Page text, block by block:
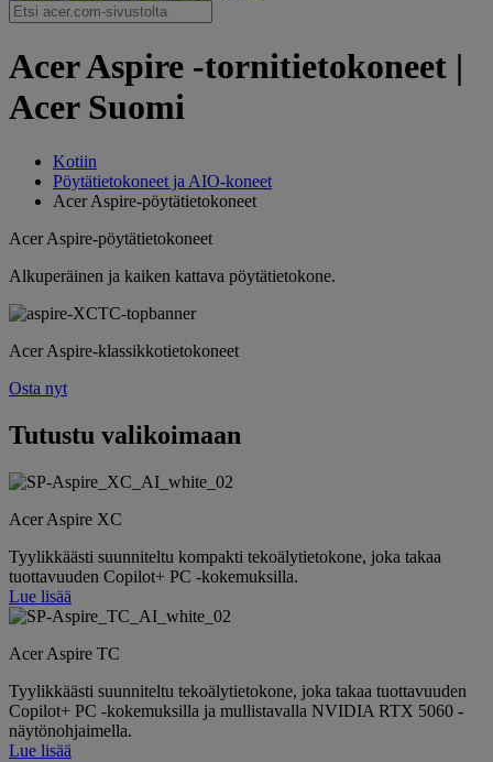
Acer Aspire -tornitietokoneet |
Acer Suomi
Kotiin
Pöytätietokoneet ja AIO-koneet
Acer Aspire-pöytätietokoneet
Acer Aspire-pöytätietokoneet
Alkuperäinen ja kaiken kattava pöytätietokone.
Acer Aspire-klassikkotietokoneet
Osta nyt
Tutustu valikoimaan
Acer Aspire XC
Tyylikkäästi suunniteltu kompakti tekoälytietokone, joka takaa
tuottavuuden Copilot+ PC -kokemuksilla.
Lue lisää
Acer Aspire TC
Tyylikkäästi suunniteltu tekoälytietokone, joka takaa tuottavuuden
Copilot+ PC -kokemuksilla ja mullistavalla NVIDIA RTX 5060 -
näytönohjaimella.
Lue lisää